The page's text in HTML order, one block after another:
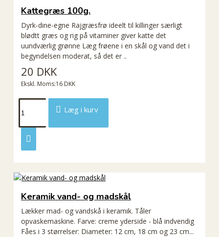
Kattegræs 100g.
Dyrk-dine-egne Rajgræsfrø ideelt til killinger særligt
blødtt græs og rig på vitaminer giver katte det
uundværlig grønne Læg frøene i en skål og vand det i
begyndelsen moderat, så det er ..
20 DKK
Ekskl. Moms:16 DKK
Læg i kurv
Keramik vand- og madskål
Lækker mad- og vandskå i keramik. Tåler
opvaskemaskine. Farve: creme yderside - blå indvendig
Fåes i 3 størrelser: Diameter: 12 cm, 18 cm og 23 cm...